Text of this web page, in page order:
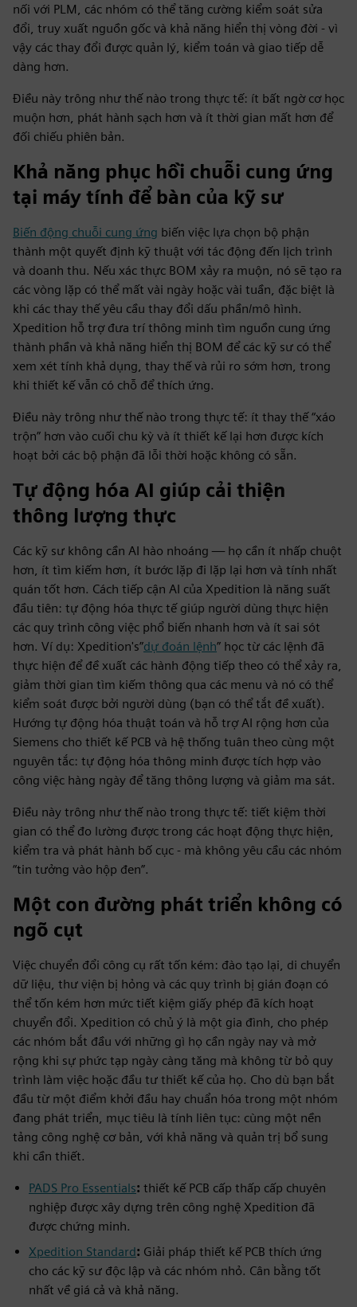
nối với PLM, các nhóm có thể tăng cường kiểm soát sửa
đổi, truy xuất nguồn gốc và khả năng hiển thị vòng đời - vì
vậy các thay đổi được quản lý, kiểm toán và giao tiếp dễ
dàng hơn.
Điều này trông như thế nào trong thực tế: ít bất ngờ cơ học
muộn hơn, phát hành sạch hơn và ít thời gian mất hơn để
đối chiếu phiên bản.
Khả năng phục hồi chuỗi cung ứng
tại máy tính để bàn của kỹ sư
Biến động chuỗi cung ứng biến việc lựa chọn bộ phận
thành một quyết định kỹ thuật với tác động đến lịch trình
và doanh thu. Nếu xác thực BOM xảy ra muộn, nó sẽ tạo ra
các vòng lặp có thể mất vài ngày hoặc vài tuần, đặc biệt là
khi các thay thế yêu cầu thay đổi dấu phần/mô hình.
Xpedition hỗ trợ đưa trí thông minh tìm nguồn cung ứng
thành phần và khả năng hiển thị BOM để các kỹ sư có thể
xem xét tính khả dụng, thay thế và rủi ro sớm hơn, trong
khi thiết kế vẫn có chỗ để thích ứng.
Điều này trông như thế nào trong thực tế: ít thay thế “xáo
trộn” hơn vào cuối chu kỳ và ít thiết kế lại hơn được kích
hoạt bởi các bộ phận đã lỗi thời hoặc không có sẵn.
Tự động hóa AI giúp cải thiện
thông lượng thực
Các kỹ sư không cần AI hào nhoáng — họ cần ít nhấp chuột
hơn, ít tìm kiếm hơn, ít bước lặp đi lặp lại hơn và tính nhất
quán tốt hơn. Cách tiếp cận AI của Xpedition là năng suất
đầu tiên: tự động hóa thực tế giúp người dùng thực hiện
các quy trình công việc phổ biến nhanh hơn và ít sai sót
hơn. Ví dụ: Xpedition's”dự đoán lệnh” học từ các lệnh đã
thực hiện để đề xuất các hành động tiếp theo có thể xảy ra,
giảm thời gian tìm kiếm thông qua các menu và nó có thể
kiểm soát được bởi người dùng (bạn có thể tắt đề xuất).
Hướng tự động hóa thuật toán và hỗ trợ AI rộng hơn của
Siemens cho thiết kế PCB và hệ thống tuân theo cùng một
nguyên tắc: tự động hóa thông minh được tích hợp vào
công việc hàng ngày để tăng thông lượng và giảm ma sát.
Điều này trông như thế nào trong thực tế: tiết kiệm thời
gian có thể đo lường được trong các hoạt động thực hiện,
kiểm tra và phát hành bố cục - mà không yêu cầu các nhóm
“tin tưởng vào hộp đen”.
Một con đường phát triển không có
ngõ cụt
Việc chuyển đổi công cụ rất tốn kém: đào tạo lại, di chuyển
dữ liệu, thư viện bị hỏng và các quy trình bị gián đoạn có
thể tốn kém hơn mức tiết kiệm giấy phép đã kích hoạt
chuyển đổi. Xpedition có chủ ý là một gia đình, cho phép
các nhóm bắt đầu với những gì họ cần ngày nay và mở
rộng khi sự phức tạp ngày càng tăng mà không từ bỏ quy
trình làm việc hoặc đầu tư thiết kế của họ. Cho dù bạn bắt
đầu từ một điểm khởi đầu hay chuẩn hóa trong một nhóm
đang phát triển, mục tiêu là tính liên tục: cùng một nền
tảng công nghệ cơ bản, với khả năng và quản trị bổ sung
khi cần thiết.
PADS Pro Essentials: thiết kế PCB cấp thấp cấp chuyên
nghiệp được xây dựng trên công nghệ Xpedition đã
được chứng minh.
Xpedition Standard: Giải pháp thiết kế PCB thích ứng
cho các kỹ sư độc lập và các nhóm nhỏ. Cân bằng tốt
nhất về giá cả và khả năng.